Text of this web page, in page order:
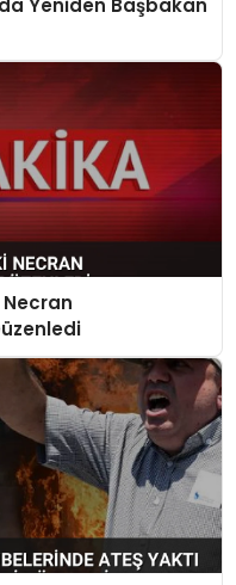
Yeniden Başbakan